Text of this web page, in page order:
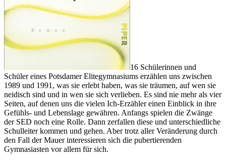
16 Schülerinnen und
Schüler eines Potsdamer Elitegymnasiums erzählen uns zwischen
1989 und 1991, was sie erlebt haben, was sie träumen, auf wen sie
neidisch sind und in wen sie sich verlieben. Es sind nie mehr als vier
Seiten, auf denen uns die vielen Ich-Erzähler einen Einblick in ihre
Gefühls- und Lebenslage gewähren. Anfangs spielen die Zwänge
der SED noch eine Rolle. Dann zerfallen diese und unterschiedliche
Schulleiter kommen und gehen. Aber trotz aller Veränderung durch
den Fall der Mauer interessieren sich die pubertierenden
Gymnasiasten vor allem für sich.